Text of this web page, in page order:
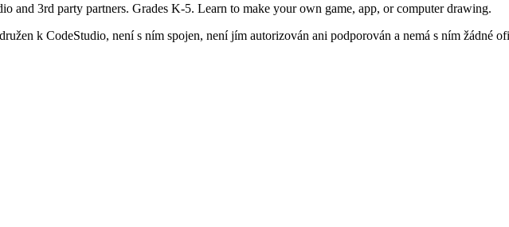
and 3rd party partners. Grades K-5. Learn to make your own game, app, or computer drawing.
k CodeStudio, není s ním spojen, není jím autorizován ani podporován a nemá s ním žádné